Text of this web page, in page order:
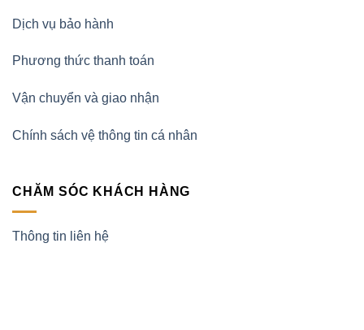
Dịch vụ bảo hành
Phương thức thanh toán
Vận chuyển và giao nhận
Chính sách vệ thông tin cá nhân
CHĂM SÓC KHÁCH HÀNG
Thông tin liên hệ